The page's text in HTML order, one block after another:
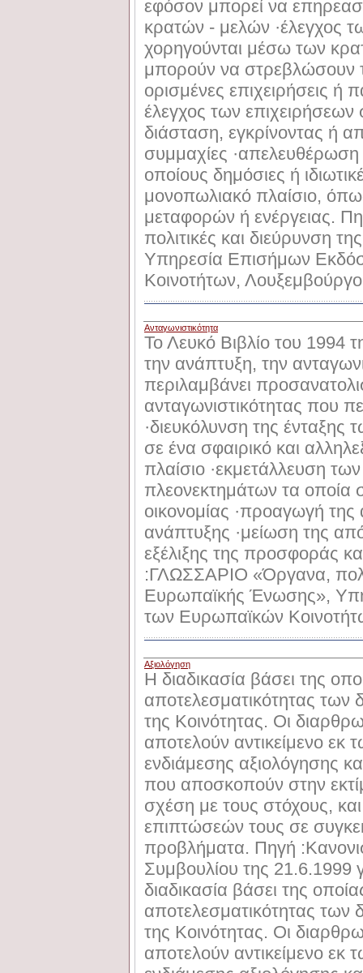
εφόσον μπορεί να
κρατών - μελών ·έλεγχος
χορηγούνται μέσω των
μπορούν να στρεβλώσουν
ορισμένες επιχειρήσεις ή
έλεγχος των
διάσταση, εγκρίνοντας ή
συμμαχίες
οποίους δημόσιες ή
μονοπωλιακό πλαίσιο,
μεταφορών ή ενέργειας.
πολιτικές και διεύρυνση
Υπηρεσία Επισήμων
Κοινοτήτων,
Ανταγωνιστικότητα
Το Λευκό Βιβλίο του 1994
την ανάπτυξη, την
περιλαμβάνει
ανταγωνιστικότητας που
·διευκόλυνση της
σε ένα σφαιρικό και
πλαίσιο ·εκμετάλλευση
πλεονεκτημάτων τα οποία
οικονομίας ·προαγωγή της
ανάπτυξης ·μείωση της
εξέλιξης της προσφοράς
:ΓΛΩΣΣAPIO «Όργανα,
Ευρωπαϊκής Ένωσης»,
των Ευρωπαϊκών
Αξιολόγηση
Η διαδικασία βάσει της
αποτελεσματικότητας
της Κοινότητας. Οι
αποτελούν αντικείμενο
ενδιάμεσης αξιολόγησης
που αποσκοπούν στην
σχέση με τους στόχους,
επιπτώσεών τους σε
προβλήματα. Πηγή
Συμβουλίου της 21.6.1999
διαδικασία βάσει της
αποτελεσματικότητας
της Κοινότητας. Οι
αποτελούν αντικείμενο